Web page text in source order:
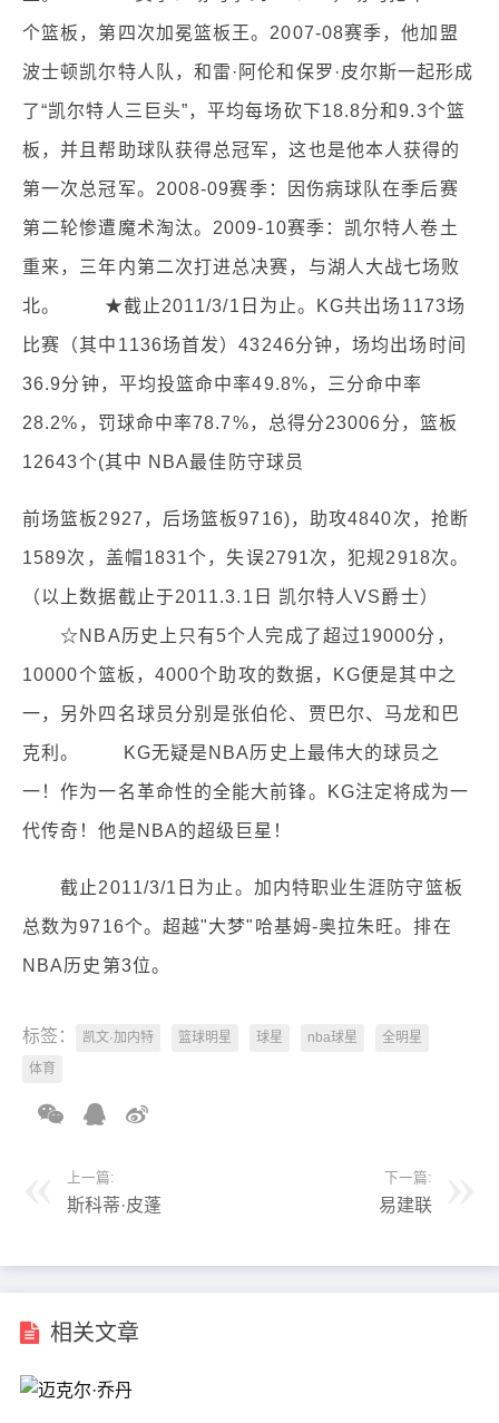
个篮板，第四次加冕篮板王。2007-08赛季，他加盟
波士顿凯尔特人队，和雷·阿伦和保罗·皮尔斯一起形成
了“凯尔特人三巨头”，平均每场砍下18.8分和9.3个篮
板，并且帮助球队获得总冠军，这也是他本人获得的
第一次总冠军。2008-09赛季：因伤病球队在季后赛
第二轮惨遭魔术淘汰。2009-10赛季：凯尔特人卷土
重来，三年内第二次打进总决赛，与湖人大战七场败
北。 ★截止2011/3/1日为止。KG共出场1173场
比赛（其中1136场首发）43246分钟，场均出场时间
36.9分钟，平均投篮命中率49.8%，三分命中率
28.2%，罚球命中率78.7%，总得分23006分，篮板
12643个(其中 NBA最佳防守球员
前场篮板2927，后场篮板9716)，助攻4840次，抢断
1589次，盖帽1831个，失误2791次，犯规2918次。
（以上数据截止于2011.3.1日 凯尔特人VS爵士）
☆NBA历史上只有5个人完成了超过19000分，
10000个篮板，4000个助攻的数据，KG便是其中之
一，另外四名球员分别是张伯伦、贾巴尔、马龙和巴
克利。 KG无疑是NBA历史上最伟大的球员之
一！作为一名革命性的全能大前锋。KG注定将成为一
代传奇！他是NBA的超级巨星！
截止2011/3/1日为止。加内特职业生涯防守篮板
总数为9716个。超越"大梦"哈基姆-奥拉朱旺。排在
NBA历史第3位。
标签： 凯文·加内特 篮球明星 球星 nba球星
全明星
体育
上一篇:
斯科蒂·皮蓬
下一篇:
易建联
相关文章